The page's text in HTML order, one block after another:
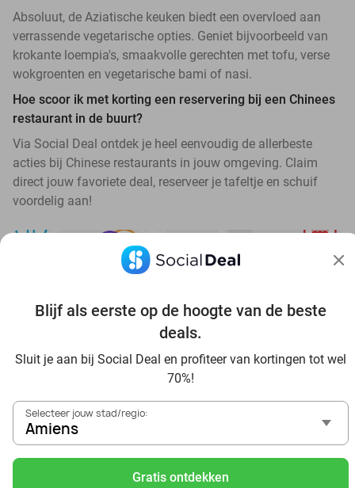
Blijf als eerste op de hoogte van de beste
deals.
Sluit je aan bij Social Deal en profiteer van kortingen tot wel
70%!
Selecteer jouw stad/regio:
Amiens
Gratis ontdekken
Absoluut, de Aziatische keuken biedt een overvloed aan
verrassende vegetarische opties. Geniet bijvoorbeeld van
krokante loempia's, smaakvolle gerechten met tofu, verse
wokgroenten en vegetarische bami of nasi.
Hoe scoor ik met korting een reservering bij een Chinees
restaurant in de buurt?
Via Social Deal ontdek je heel eenvoudig de allerbeste
acties bij Chinese restaurants in jouw omgeving. Claim
direct jouw favoriete deal, reserveer je tafeltje en schuif
voordelig aan!
Ontdek alle topdeals in jouw omgeving